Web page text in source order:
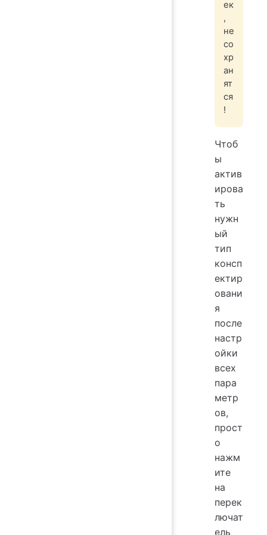
ек
,
не
со
хр
ан
ят
ся
!
Чтоб
ы
актив
ирова
ть
нужн
ый
тип
консп
ектир
овани
я
после
настр
ойки
всех
пара
метр
ов,
прост
о
нажм
ите
на
перек
лючат
ель